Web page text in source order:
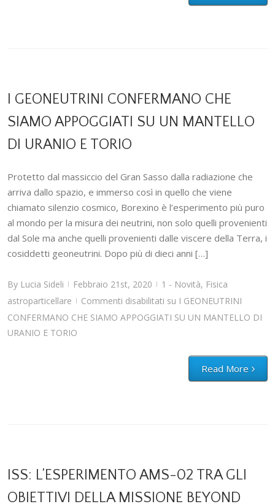
I GEONEUTRINI CONFERMANO CHE
SIAMO APPOGGIATI SU UN MANTELLO
DI URANIO E TORIO
Protetto dal massiccio del Gran Sasso dalla radiazione che
arriva dallo spazio, e immerso così in quello che viene
chiamato silenzio cosmico, Borexino è l’esperimento più puro
al mondo per la misura dei neutrini, non solo quelli provenienti
dal Sole ma anche quelli provenienti dalle viscere della Terra, i
cosiddetti geoneutrini. Dopo più di dieci anni […]
By Lucia Sideli | Febbraio 21st, 2020 | 1 - Novità, Fisica
astroparticellare
| Commenti disabilitati su I GEONEUTRINI
CONFERMANO CHE SIAMO APPOGGIATI SU UN MANTELLO DI
URANIO E TORIO
Read More
ISS: L’ESPERIMENTO AMS-02 TRA GLI
OBIETTIVI DELLA MISSIONE BEYOND